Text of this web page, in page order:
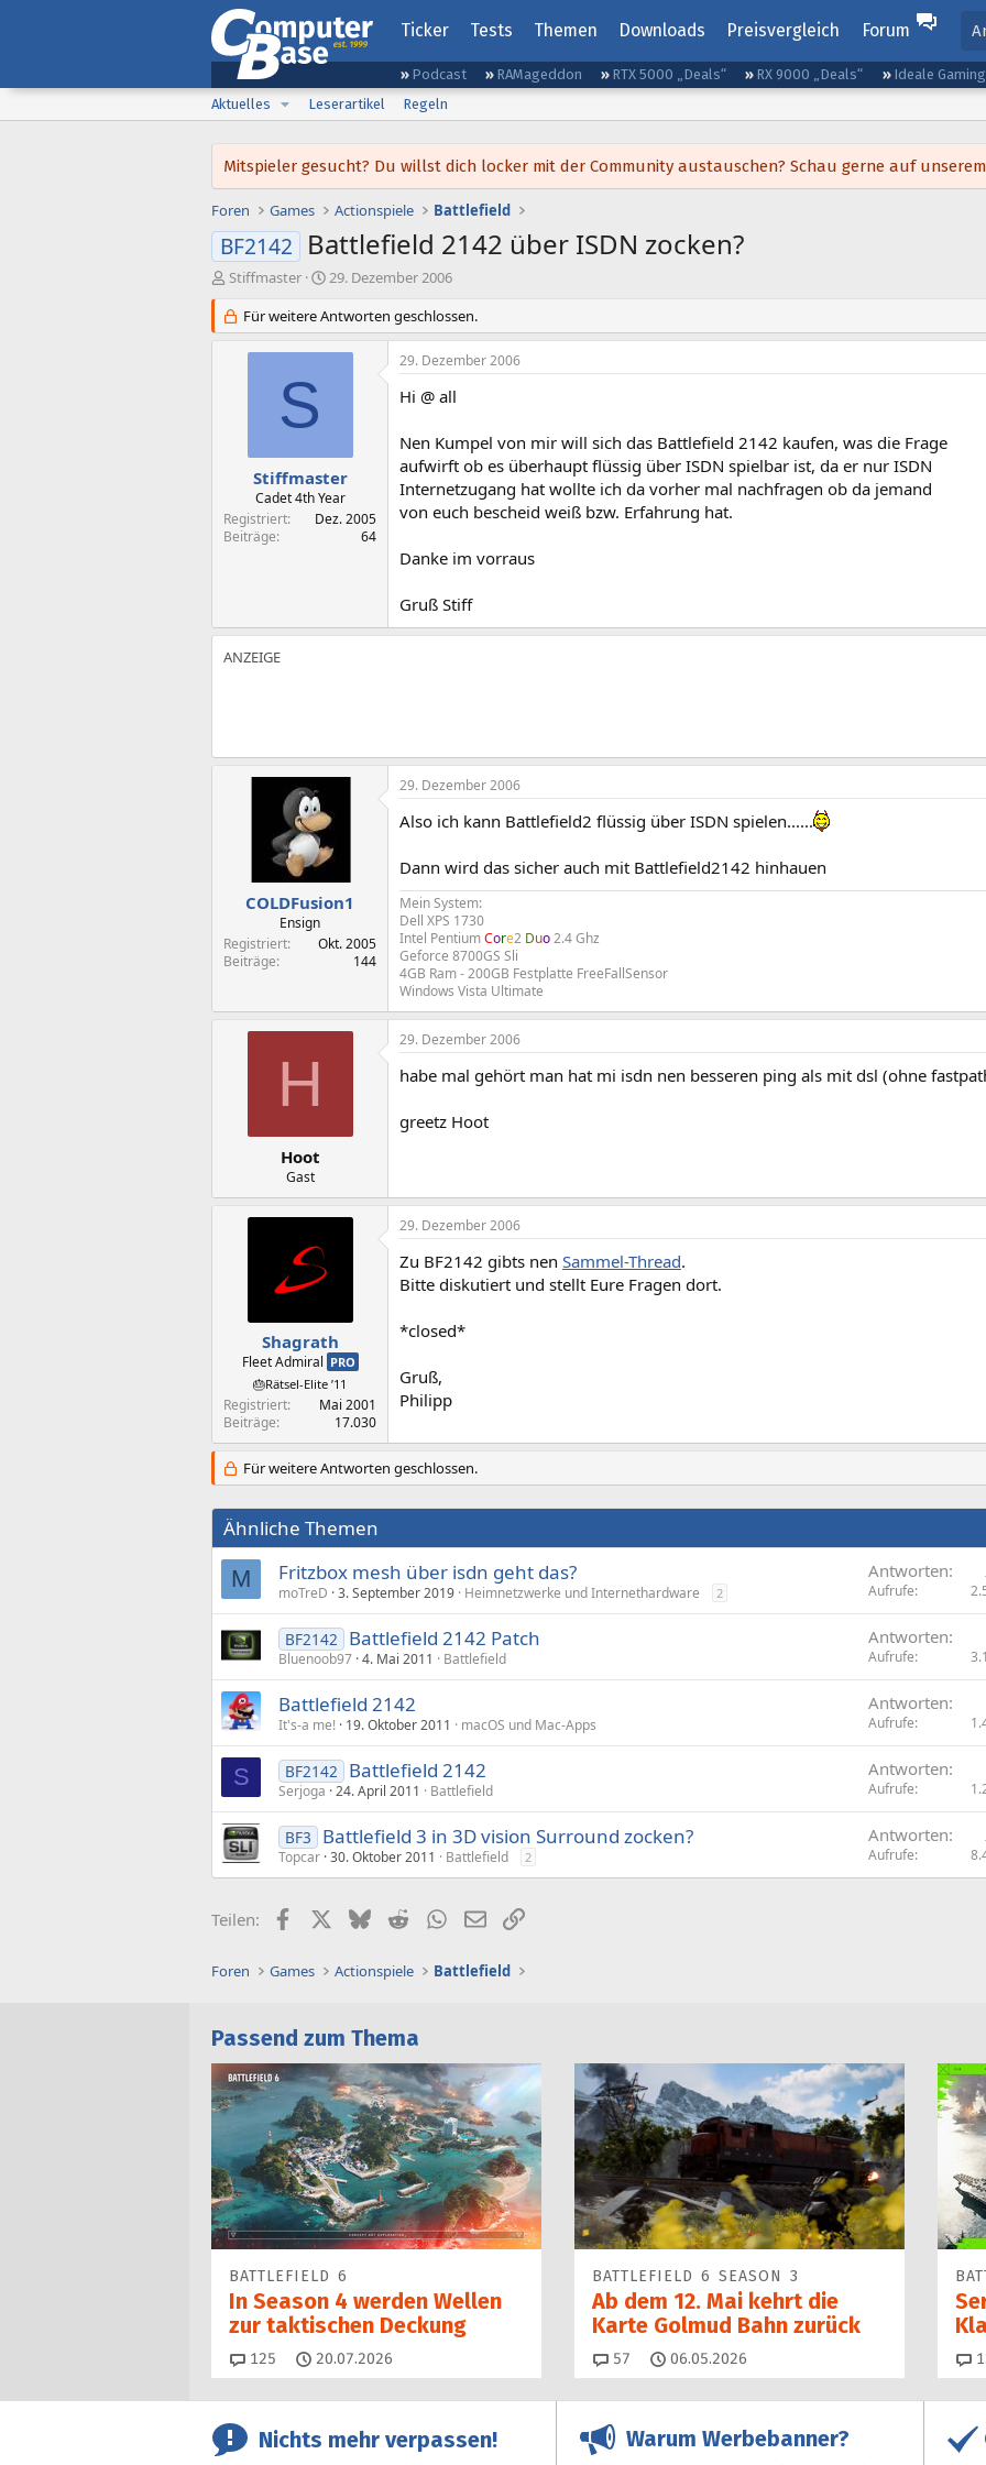
Ticker Tests Themen Downloads Preisvergleich Forum
Podcast RAMageddon RTX 5000 „Deals“ RX 9000 „Deals“
Ideale
Aktuelles
Leserartikel Regeln
Mitspieler gesucht? Du willst dich locker mit der Community austauschen? Schau gerne auf
Foren Games Actionspiele Battlefield
BF2142 Battlefield 2142 über ISDN zocken?
E
s
t
Stiffmaster
E
s
t
e
m
29. Dezember 2006
Für weitere Antworten geschlossen.
S
Stiffmaster
Cadet 4th Year
Registriert
Dez. 2005
Beiträge
64
29. Dezember 2006
Hi @ all
Nen Kumpel von mir will sich das Battlefield 2142 kaufen, was die Frage
aufwirft ob es überhaupt flüssig über ISDN spielbar ist, da er nur ISDN
Internetzugang hat wollte ich da vorher mal nachfragen ob da jemand
von euch bescheid weiß bzw. Erfahrung hat.
Danke im vorraus
Gruß Stiff
COLDFusion1
Ensign
Registriert
Okt. 2005
Beiträge
144
29. Dezember 2006
Also ich kann Battlefield2 flüssig über ISDN spielen......
Dann wird das sicher auch mit Battlefield2142 hinhauen
Mein System:
Dell XPS 1730
Intel PentiumCore2 Duo2.4 Ghz
Geforce 8700GS Sli
4GB Ram - 200GB Festplatte FreeFallSensor
Windows Vista Ultimate
H
Hoot
Gast
29. Dezember 2006
habe mal gehört man hat mi isdn nen besseren ping als mit dsl (ohne
greetz Hoot
Shagrath
Fleet Admiral PRO
🎂Rätsel-Elite ’11
Registriert
Mai 2001
Beiträge
17.030
29. Dezember 2006
Zu BF2142 gibts nen Sammel-Thread.
Bitte diskutiert und stellt Eure Fragen dort.
*closed*
Gruß,
Philipp
Für weitere Antworten geschlossen.
Ähnliche Themen
M Fritzbox mesh über isdn geht das?
moTreD 3. September 2019 Heimnetzwerke und Internethardware 2
Antworten
Aufrufe
BF2142 Battlefield 2142 Patch
Bluenoob97 4. Mai 2011 Battlefield
Antworten
Aufrufe
Battlefield 2142
It's-a me! 19. Oktober 2011 macOS und Mac-Apps
Antworten
Aufrufe
S BF2142 Battlefield 2142
Serjoga 24. April 2011 Battlefield
Antworten
Aufrufe
BF3 Battlefield 3 in 3D vision Surround zocken?
Topcar 30. Oktober 2011 Battlefield 2
Antworten
Aufrufe
Teilen: FacebookX (Twitter)
BlueskyRedditWhatsApp
E-MailLink
Foren Games Actionspiele Battlefield
Passend zum Thema
BATTLEFIELD 6
In Season 4 werden Wellen
zur taktischen Deckung
125 Kommentare
20.07.2026
BATTLEFIELD 6 SEASON 3
Ab dem 12. Mai kehrt die
Karte Golmud Bahn zurück
57 Kommentare
06.05.2026
Nichts mehr verpassen! Warum Werbebanner?